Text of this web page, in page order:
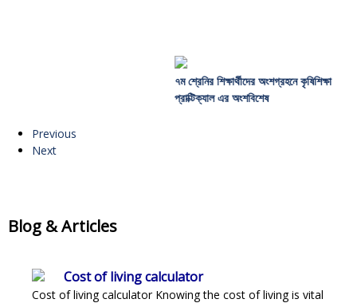
৭ম শ্রেনির শিক্ষার্থীদের অংশগ্রহনে কৃষিশিক্ষা
স্কুল স্কাউটিং
Previous
Next
Blog & Articles
Cost of living calculator
Cost of living calculator Knowing the cost of living is vital